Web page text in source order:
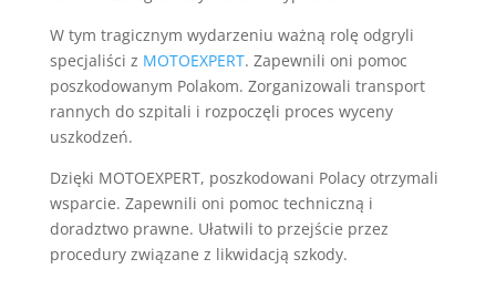
W tym tragicznym wydarzeniu ważną rolę odgryli
specjaliści z MOTOEXPERT. Zapewnili oni pomoc
poszkodowanym Polakom. Zorganizowali transport
rannych do szpitali i rozpoczęli proces wyceny
uszkodzeń.
Dzięki MOTOEXPERT, poszkodowani Polacy otrzymali
wsparcie. Zapewnili oni pomoc techniczną i
doradztwo prawne. Ułatwili to przejście przez
procedury związane z likwidacją szkody.